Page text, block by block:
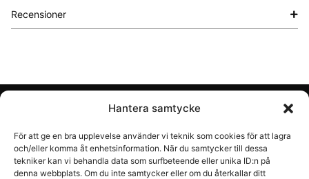
Hantera samtycke
För att ge en bra upplevelse använder vi teknik som cookies för att lagra
och/eller komma åt enhetsinformation. När du samtycker till dessa
tekniker kan vi behandla data som surfbeteende eller unika ID:n på
denna webbplats. Om du inte samtycker eller om du återkallar ditt
Recensioner
Handla